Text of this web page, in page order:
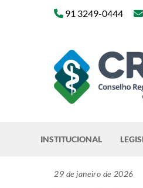
91 3249-0444
INSTITUCIONAL
29 de janeiro de 2026